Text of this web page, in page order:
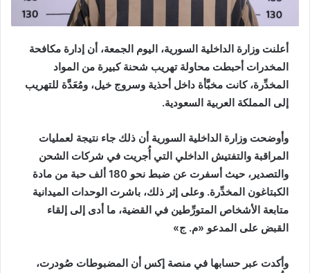
أعلنت وزارة الداخلية السورية، اليوم الجمعة، أن إدارة مكافحة
المخدرات أحبطت محاولة تهريب شحنة كبيرة من المواد
المخدِّرة، كانت مخبَّأة داخل أحذية وسروج خيل، ومُعَدَّة للتهريب
إلى المملكة العربية السعودية.
وأوضحت وزارة الداخلية السورية أن ذلك جاء نتيجة لعمليات
المراقبة والتفتيش الداخلي التي أُجريت في شركات الشحن
والتصدير، حيث أسفرت عن ضبط نحو 180 ألف حبة من مادة
الكبتاغون المخدِّرة. وعلى إثر ذلك، باشرت الوحدات الميدانية
متابعة الأشخاص المتورِّطين في القضية، ما أدى إلى إلقاء
القبض على المدعو «م. ج»
وأكدت عبر حسابها في منصة إكس أن المضبوطات صُودرت،